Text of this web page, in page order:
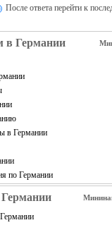
После ответа перейти к
в Германии
в Германии
по Германии